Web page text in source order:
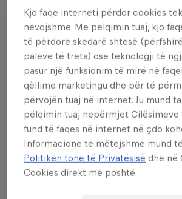
Dëshiron më
kjo?
Skateboarding
Welcome to the Red Bull Skateboarding hub,
Kjo faqe interneti përdor cookies
nevojshme. Me pëlqimin tuaj, kjo
të përdorë skedarë shtesë
palëve të treta) ose teknologji të
pasur një funksionim të mirë në
qëllime marketingu dhe për të
përvojën tuaj në internet. Ju mund
pëlqimin tuaj nëpërmjet Cilësimeve
fund të faqes në internet në çdo
Informacione të mëtejshme mund
Politikën tonë të Privatësisë dhe në
Cookies direkt më poshtë.